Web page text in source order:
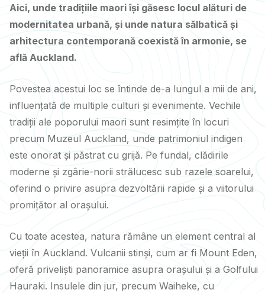
Aici, unde tradițiile maori își găsesc locul alături de
modernitatea urbană, și unde natura sălbatică și
arhitectura contemporană coexistă în armonie, se
află Auckland.
Povestea acestui loc se întinde de-a lungul a mii de ani,
influențată de multiple culturi și evenimente. Vechile
tradiții ale poporului maori sunt resimțite în locuri
precum Muzeul Auckland, unde patrimoniul indigen
este onorat și păstrat cu grijă. Pe fundal, clădirile
moderne și zgârie-norii strălucesc sub razele soarelui,
oferind o privire asupra dezvoltării rapide și a viitorului
promițător al orașului.
Cu toate acestea, natura rămâne un element central al
vieții în Auckland. Vulcanii stinși, cum ar fi Mount Eden,
oferă priveliști panoramice asupra orașului și a Golfului
Hauraki. Insulele din jur, precum Waiheke, cu